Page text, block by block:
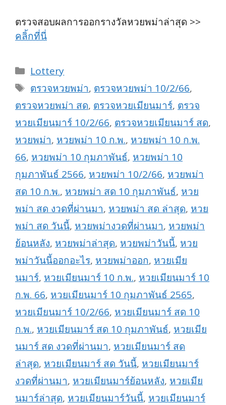
ตรวจสอบผลการออกรางวัลหวยพม่าล่าสุด >>
คลิ้กที่นี่
Categories
Lottery
Tags
ตรวจหวยพม่า, ตรวจหวยพม่า 10/2/66,
ตรวจหวยพม่า สด, ตรวจหวยเมียนมาร์, ตรวจ
หวยเมียนมาร์ 10/2/66, ตรวจหวยเมียนมาร์ สด,
หวยพม่า, หวยพม่า 10 ก.พ., หวยพม่า 10 ก.พ.
66, หวยพม่า 10 กุมภาพันธ์, หวยพม่า 10
กุมภาพันธ์ 2566, หวยพม่า 10/2/66, หวยพม่า
สด 10 ก.พ., หวยพม่า สด 10 กุมภาพันธ์, หวย
พม่า สด งวดที่ผ่านมา, หวยพม่า สด ล่าสุด, หวย
พม่า สด วันนี้, หวยพม่างวดที่ผ่านมา, หวยพม่า
ย้อนหลัง, หวยพม่าล่าสุด, หวยพม่าวันนี้, หวย
พม่าวันนี้ออกอะไร, หวยพม่าออก, หวยเมีย
นมาร์, หวยเมียนมาร์ 10 ก.พ., หวยเมียนมาร์ 10
ก.พ. 66, หวยเมียนมาร์ 10 กุมภาพันธ์ 2565,
หวยเมียนมาร์ 10/2/66, หวยเมียนมาร์ สด 10
ก.พ., หวยเมียนมาร์ สด 10 กุมภาพันธ์, หวยเมีย
นมาร์ สด งวดที่ผ่านมา, หวยเมียนมาร์ สด
ล่าสุด, หวยเมียนมาร์ สด วันนี้, หวยเมียนมาร์
งวดที่ผ่านมา, หวยเมียนมาร์ย้อนหลัง, หวยเมีย
นมาร์ล่าสุด, หวยเมียนมาร์วันนี้, หวยเมียนมาร์